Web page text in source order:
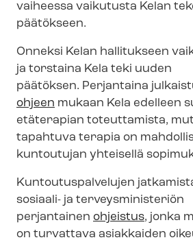
vaiheessa vaikutusta Kelan
päätökseen.
Onneksi Kelan hallitukseen
ja torstaina Kela teki uuden
päätöksen. Perjantaina
ohjeen mukaan Kela edelleen
etäterapian toteuttamista,
tapahtuva terapia on
kuntoutujan yhteisellä
Kun­tou­tus­pal­ve­lu­jen
sosiaali- ja ter­veys­mi­nis­te­riön
perjantainen ohjeistus, jonka
on turvattava asiakkaiden